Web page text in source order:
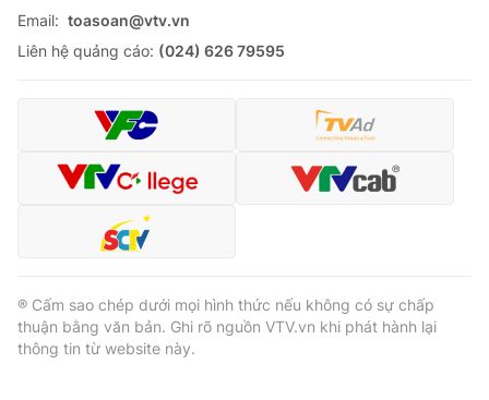
VTV9 VTV8
Liên hệ tòa soạn
THỜI BÁO VTV
Theo dõi báo trên
Email: toasoan@vtv.vn
Liên hệ quảng cáo: (024) 626 79595
® Cấm sao chép dưới mọi hình thức nếu không có sự chấp
thuận bằng văn bản. Ghi rõ nguồn VTV.vn khi phát hành lại
thông tin từ website này.